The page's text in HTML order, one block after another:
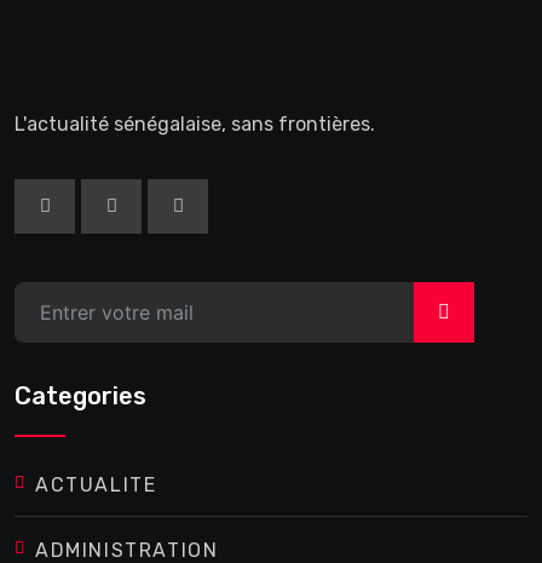
L'actualité sénégalaise, sans frontières.
>
Categories
ACTUALITE
ADMINISTRATION